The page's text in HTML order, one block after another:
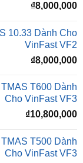
₫8,000,000
10.33 Dành Cho
VinFast VF2
₫8,000,000
T600 Dành
Cho VinFast VF3
₫10,800,000
T500 Dành
Cho VinFast VF3